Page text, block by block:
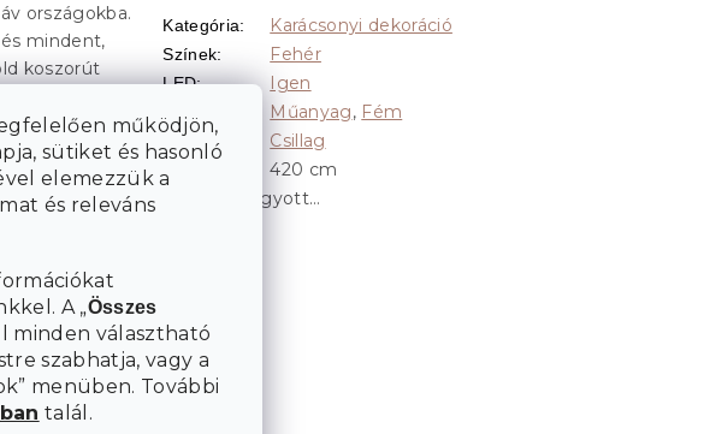
működjön,
sütiket és hasonló
elemezzük a
és releváns
A „Összes
minden választható
szabhatja, vagy a
menüben. További
talál.
országokba.
mindent,
koszorút
természetes
tónusok,
mi, az
és
a
reggelivel
majd
Kategória: Karácsonyi dekoráció
Színek: Fehér
LED: Igen
Műanyag, Fém
Alak Csillag
420 cm
A tétel elfogyott…